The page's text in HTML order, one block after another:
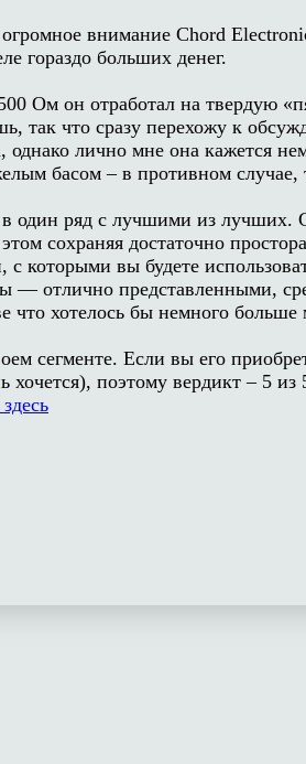
внимание Chord
гораздо больших денег.
Ом он отработал на твердую
так что сразу перехожу к
однако лично мне она кажется
басом – в противном случае,
один ряд с лучшими из лучших.
сохраняя достаточно
которыми вы будете
— отлично представленными,
что хотелось бы немного
сегменте. Если вы его
поэтому вердикт – 5 из